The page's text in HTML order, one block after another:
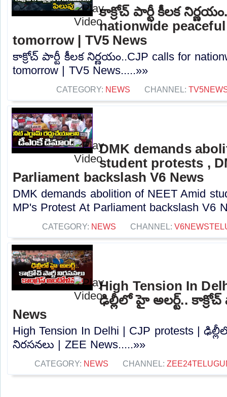
కాక్రోచ్ పార్టీ కీలక
nationwide
tomorrow | TV5 News
కాక్రోచ్ పార్టీ కీలక నిర్ణయం..CJP calls for
tomorrow | TV5 News.....»»
CATEGORY: NEWS CHANNEL:
DMK demands
student protests ,
Parliament backslash V6 News
DMK demands abolition of NEET Amid
MP's Protest At Parliament backslash V6
CATEGORY: NEWS CHANNEL:
High Tension In
ఢిల్లీలో హై అలర్ట్.. కాక్రోచ్‌
News
High Tension In Delhi | CJP protests |
నిరసనలు | ZEE News.....»»
CATEGORY: NEWS CHANNEL: